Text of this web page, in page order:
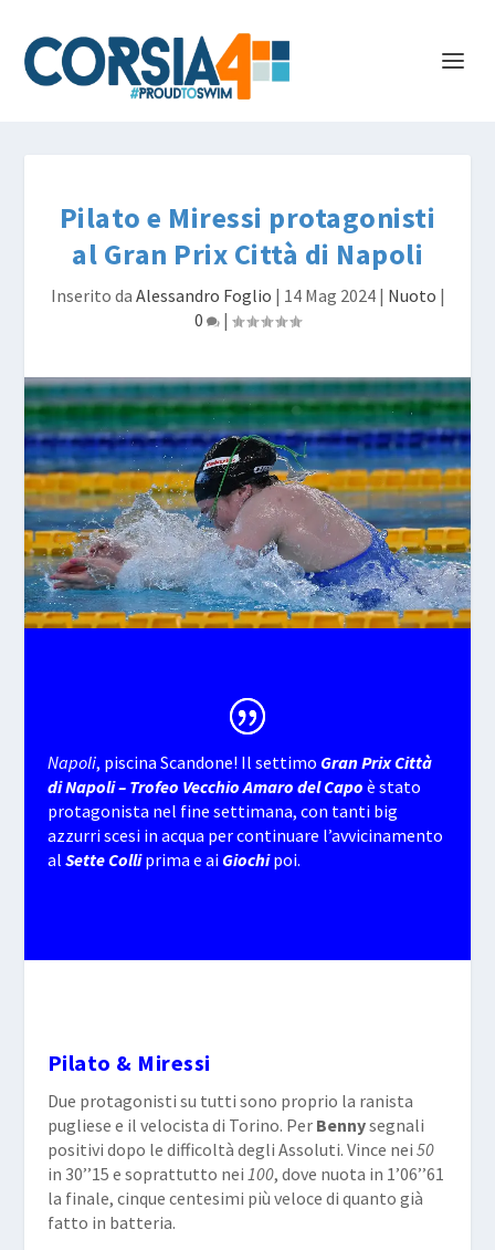
Pilato e Miressi protagonisti
al Gran Prix Città di Napoli
Inserito da Alessandro Foglio | 14 Mag 2024| Nuoto |
0
|
Napoli, piscina Scandone! Il settimo Gran Prix Città
di Napoli – Trofeo Vecchio Amaro del Capo è stato
protagonista nel fine settimana, con tanti big
azzurri scesi in acqua per continuare l’avvicinamento
al Sette Colli prima e ai Giochipoi.
Pilato & Miressi
Due protagonisti su tutti sono proprio la ranista
pugliese e il velocista di Torino. Per Bennysegnali
positivi dopo le difficoltà degli Assoluti. Vince nei 50
in 30’’15 e soprattutto nei 100, dove nuota in 1’06’’61
la finale, cinque centesimi più veloce di quanto già
fatto in batteria.